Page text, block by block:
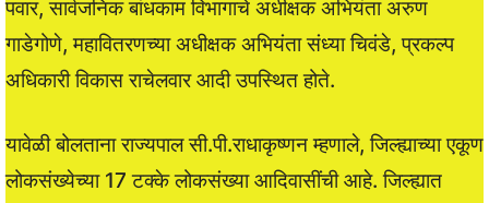
पवार, सार्वजनिक बांधकाम विभागाचे अधीक्षक अभियंता अरुण
गाडेगोणे, महावितरणच्या अधीक्षक अभियंता संध्या चिवंडे, प्रकल्प
अधिकारी विकास राचेलवार आदी उपस्थित होते.
यावेळी बोलताना राज्यपाल सी.पी.राधाकृष्णन म्हणाले, जिल्ह्याच्या एकूण
लोकसंख्येच्या 17 टक्के लोकसंख्या आदिवासींची आहे. जिल्ह्यात